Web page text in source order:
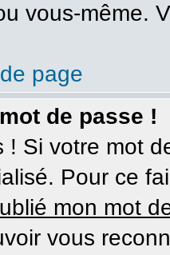
vous-même.
page
de passe !
! Si votre mot
Pour ce
mon mot
vous